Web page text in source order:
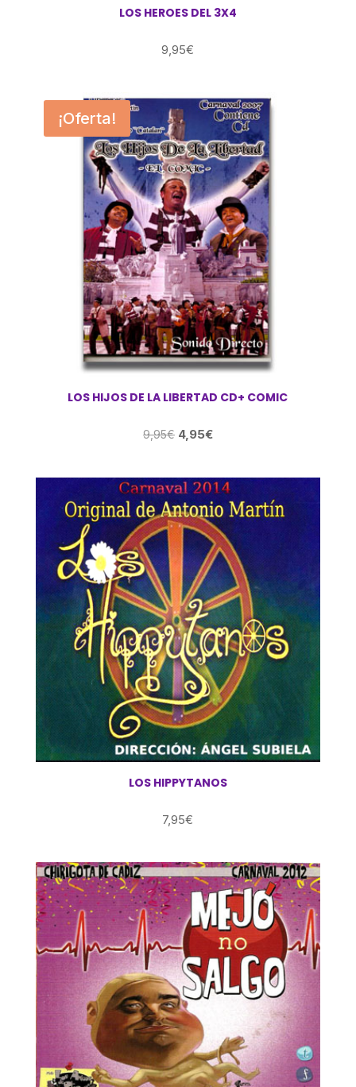
LOS HEROES DEL 3X4
9,95€
¡Oferta!
LOS HIJOS DE LA LIBERTAD CD+ COMIC
9,95€ El
era:
9,95€.
4,95€El
es:
4,95€.
LOS HIPPYTANOS
7,95€